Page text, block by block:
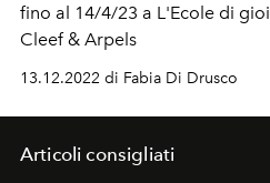
fino al 14/4/23 a L'Ecole di
Cleef & Arpels
13.12.2022 di Fabia Di Drusco
Articoli consigliati